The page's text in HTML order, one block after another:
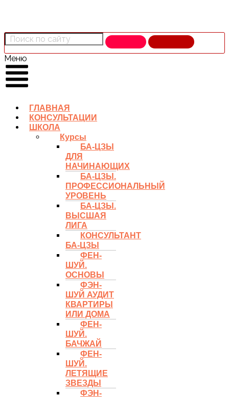
Меню
ГЛАВНАЯ
КОНСУЛЬТАЦИИ
ШКОЛА
Курсы
БА-ЦЗЫ
ДЛЯ
НАЧИНАЮЩИХ
БА-ЦЗЫ.
ПРОФЕССИОНАЛЬНЫЙ
УРОВЕНЬ
БА-ЦЗЫ.
ВЫСШАЯ
ЛИГА
КОНСУЛЬТАНТ
БА-ЦЗЫ
ФЕН-
ШУЙ.
ОСНОВЫ
ФЭН-
ШУЙ АУДИТ
КВАРТИРЫ
ИЛИ ДОМА
ФЕН-
ШУЙ.
БАЧЖАЙ
ФЕН-
ШУЙ.
ЛЕТЯЩИЕ
ЗВЕЗДЫ
ФЭН-